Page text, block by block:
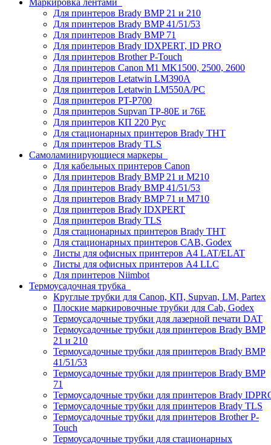
Маркировка лентами
Для принтеров Brady BMP 21 и 210
Для принтеров Brady BMP 41/51/53
Для принтеров Brady BMP 71
Для принтеров Brady IDXPERT, ID PRO
Для принтеров Brother P-Touch
Для принтеров Canon M1 MK1500, 2500, 2600
Для принтеров Letatwin LM390A
Для принтеров Letatwin LM550A/PC
Для принтеров PT-P700
Для принтеров Supvan TP-80E и 76E
Для принтеров КП 220 Рус
Для стационарных принтеров Brady THT
Для принтеров Brady TLS
Самоламинирующиеся маркеры
Для кабельных принтеров Canon
Для принтеров Brady BMP 21 и M210
Для принтеров Brady BMP 41/51/53
Для принтеров Brady BMP 71 и M710
Для принтеров Brady IDXPERT
Для принтеров Brady TLS
Для стационарных принтеров Brady THT
Для стационарных принтеров CAB, Godex
Листы для офисных принтеров А4 LAT/ELAT
Листы для офисных принтеров А4 LLC
Для принтеров Niimbot
Термоусадочная трубка
Круглые трубки для Canon, КП, Supvan, LM, Partex
Плоские маркировочные трубки для Cab, Godex
Термоусадочные трубки для лазерной печати DAT
Термоусадочные трубки для принтеров Brady BMP
21 и 210
Термоусадочные трубки для принтеров Brady BMP
41/51/53
Термоусадочные трубки для принтеров Brady BMP
71
Термоусадочные трубки для принтеров Brady
Термоусадочные трубки для принтеров Brady TLS
Термоусадочные трубки для принтеров Brother P-
Touch
Термоусадочные трубки для стационарных